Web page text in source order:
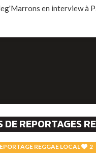
en interview à
DE REPORTAGES
REGGAE LOCAL 2